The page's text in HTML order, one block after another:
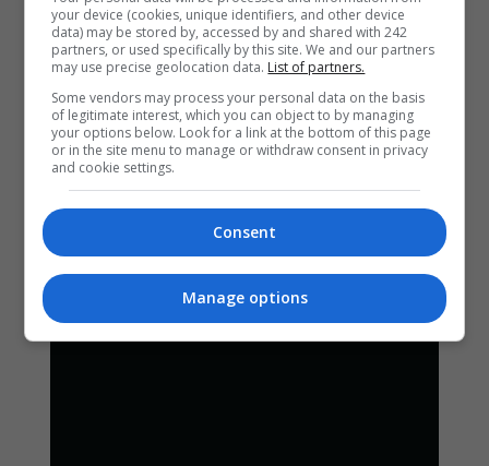
your device (cookies, unique identifiers, and other device
data) may be stored by, accessed by and shared with 242
partners, or used specifically by this site. We and our partners
may use precise geolocation data. List of partners.
Some vendors may process your personal data on the basis
of legitimate interest, which you can object to by managing
your options below. Look for a link at the bottom of this page
or in the site menu to manage or withdraw consent in privacy
and cookie settings.
Consent
Manage options